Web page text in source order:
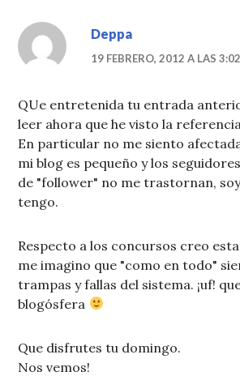
Deppa
19 FEBRERO, 2012 A LAS
QUe entretenida tu entrada
leer ahora que he visto la
En particular no me siento
mi blog es pequeño y los
de "follower" no me trastornan,
tengo.
Respecto a los concursos creo
me imagino que "como en todo"
trampas y fallas del sistema. ¡uf!
blogósfera
Que disfrutes tu domingo.
Nos vemos!